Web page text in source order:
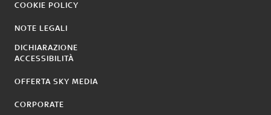
COOKIE POLICY
NOTE LEGALI
DICHIARAZIONE
ACCESSIBILITÀ
OFFERTA SKY MEDIA
CORPORATE